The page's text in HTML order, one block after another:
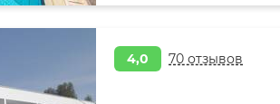
4,0 70 отзывов